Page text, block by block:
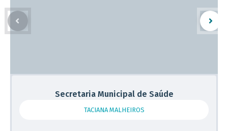
Secretaria Municipal de Saúde
TACIANA MALHEIROS